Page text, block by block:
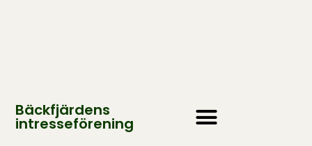
Bäckfjärdens
intresseförening